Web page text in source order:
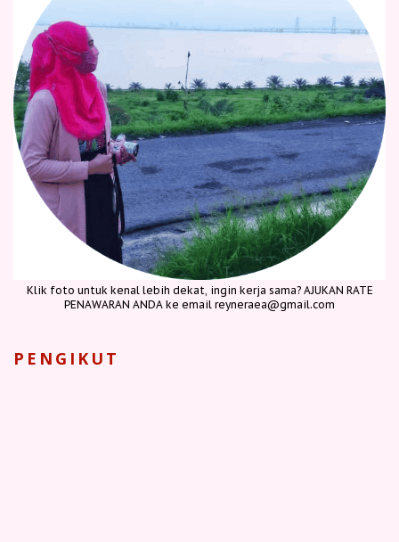
Klik foto untuk kenal lebih dekat, ingin kerja sama? AJUKAN RATE
PENAWARAN ANDA ke email reyneraea@gmail.com
PENGIKUT